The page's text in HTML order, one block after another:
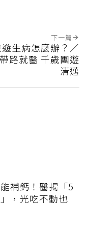
下一篇
生病怎麼辦？／
路就醫 千歲團遊
清邁
補鈣！醫揭「5
，光吃不動也